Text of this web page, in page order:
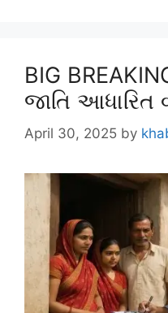
BIG
જાતિ આધારિત
April 30, 2025 by